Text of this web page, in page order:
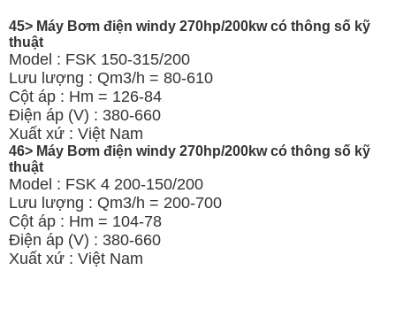
45> Máy Bơm điện windy 270hp/200kw có thông số kỹ
thuật
Model : FSK 150-315/200
Lưu lượng : Qm3/h = 80-610
Cột áp : Hm = 126-84
Điện áp (V) : 380-660
Xuất xứ : Việt Nam
46> Máy Bơm điện windy 270hp/200kw có thông số kỹ
thuật
Model : FSK 4 200-150/200
Lưu lượng : Qm3/h = 200-700
Cột áp : Hm = 104-78
Điện áp (V) : 380-660
Xuất xứ : Việt Nam